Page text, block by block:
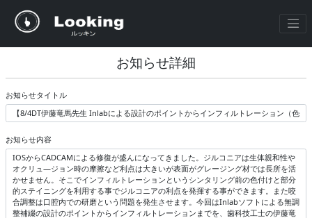
お知らせ詳細
お知らせタイトル
お知らせ内容